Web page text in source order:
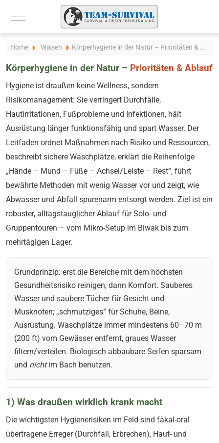
Mobile Menu Toggle
Home Wissen Körperhygiene in der Natur – Prioritäten & Ablauf
Körperhygiene in der Natur – Prioritäten & Ablauf
Hygiene ist draußen keine Wellness, sondern
Risikomanagement: Sie verringert Durchfälle,
Hautirritationen, Fußprobleme und Infektionen, hält
Ausrüstung länger funktionsfähig und spart Wasser. Der
Leitfaden ordnet Maßnahmen nach Risiko und Ressourcen,
beschreibt sichere Waschplätze, erklärt die Reihenfolge
„Hände – Mund – Füße – Achsel/Leiste – Rest“, führt
bewährte Methoden mit wenig Wasser vor und zeigt, wie
Abwasser und Abfall spurenarm entsorgt werden. Ziel ist ein
robuster, alltagstauglicher Ablauf für Solo- und
Gruppentouren – vom Mikro-Setup im Biwak bis zum
mehrtägigen Lager.
Grundprinzip: erst die Bereiche mit dem höchsten
Gesundheitsrisiko reinigen, dann Komfort. Sauberes
Wasser und saubere Tücher für Gesicht und
Musknoten; „schmutziges“ für Schuhe, Beine,
Ausrüstung. Waschplätze immer mindestens 60–70 m
(200 ft) vom Gewässer entfernt, graues Wasser
filtern/verteilen. Biologisch abbaubare Seifen sparsam
und nichtim Bach benutzen.
1) Was draußen wirklich krank macht
Die wichtigsten Hygienerisiken im Feld sind fäkal-oral
übertragene Erreger (Durchfall, Erbrechen), Haut- und